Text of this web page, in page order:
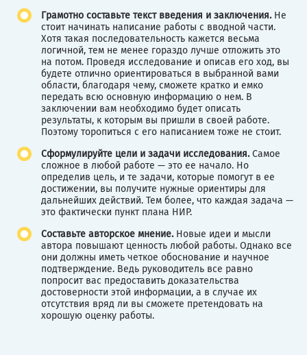
Грамотно составьте текст введения и заключения. Не
стоит начинать написание работы с вводной части.
Хотя такая последовательность кажется весьма
логичной, тем не менее гораздо лучше отложить это
на потом. Проведя исследование и описав его ход, вы
будете отлично ориентироваться в выбранной вами
области, благодаря чему, сможете кратко и емко
передать всю основную информацию о нем. В
заключении вам необходимо будет описать
результаты, к которым вы пришли в своей работе.
Поэтому торопиться с его написанием тоже не стоит.
Сформулируйте цели и задачи исследования.Самое
сложное в любой работе — это ее начало. Но
определив цель, и те задачи, которые помогут в ее
достижении, вы получите нужные ориентиры для
дальнейших действий. Тем более, что каждая задача —
это фактически пункт плана НИР.
Составьте авторское мнение. Новые идеи и мысли
автора повышают ценность любой работы. Однако все
они должны иметь четкое обоснование и научное
подтверждение. Ведь руководитель все равно
попросит вас предоставить доказательства
достоверности этой информации, а в случае их
отсутствия вряд ли вы сможете претендовать на
хорошую оценку работы.